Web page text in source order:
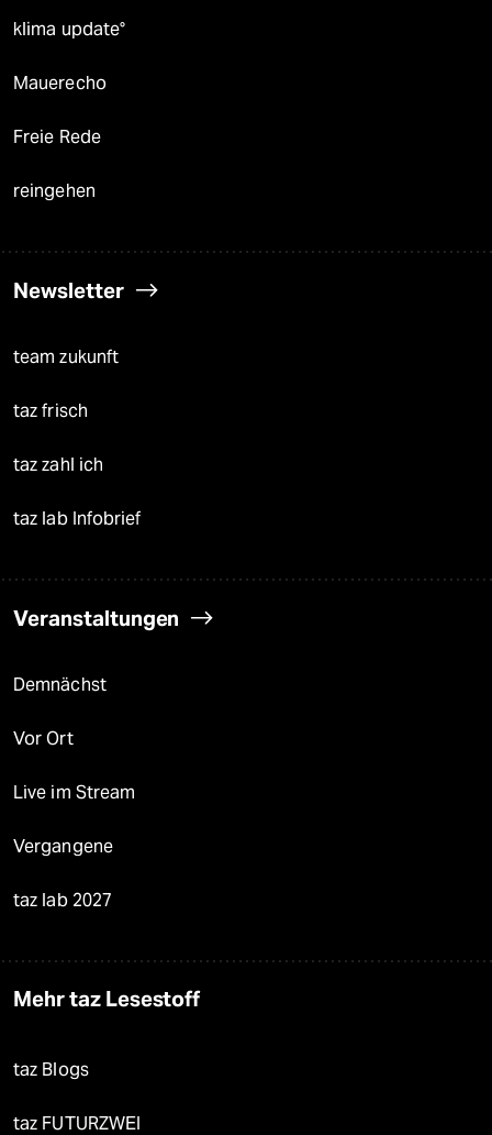
klima update°
Mauerecho
Freie Rede
reingehen
Newsletter
team zukunft
taz frisch
taz zahl ich
taz lab Infobrief
Veranstaltungen
Demnächst
Vor Ort
Live im Stream
Vergangene
taz lab 2027
Mehr taz Lesestoff
taz Blogs
taz FUTURZWEI